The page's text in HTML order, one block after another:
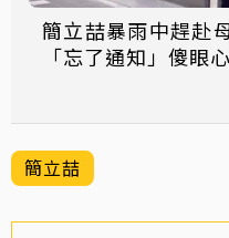
簡立喆暴雨中趕
「忘了通知」傻眼
簡立喆